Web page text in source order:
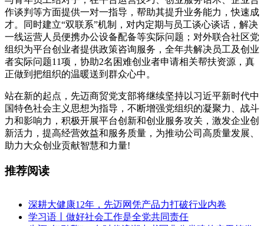
作谈判等方面提供一对一指导，帮助其提升业务能力，快速成
才。同时建立“双联系”机制，对内定期与员工谈心谈话，解决
一线运营人员便携办公设备配备等实际问题；对外联合社区党
组织为平台创业者提供政策咨询服务，全年共解决员工及创业
者实际问题11项，协助2名困难创业者申请相关帮扶资源，真
正做到把组织的温暖送到群众心中。
站在新的起点，先迈商贸党支部将继续坚持以习近平新时代中
国特色社会主义思想为指导，不断增强党组织的凝聚力、战斗
力和影响力，积极开展平台创新和创业服务攻关，激发企业创
新活力，提高经营效益和服务质量，为推动公司高质量发展、
助力大众创业贡献智慧和力量!
推荐阅读
深耕大健康12年，先迈网凭产品力打破行业内卷
学习语丨做好社会工作是全党共同责任